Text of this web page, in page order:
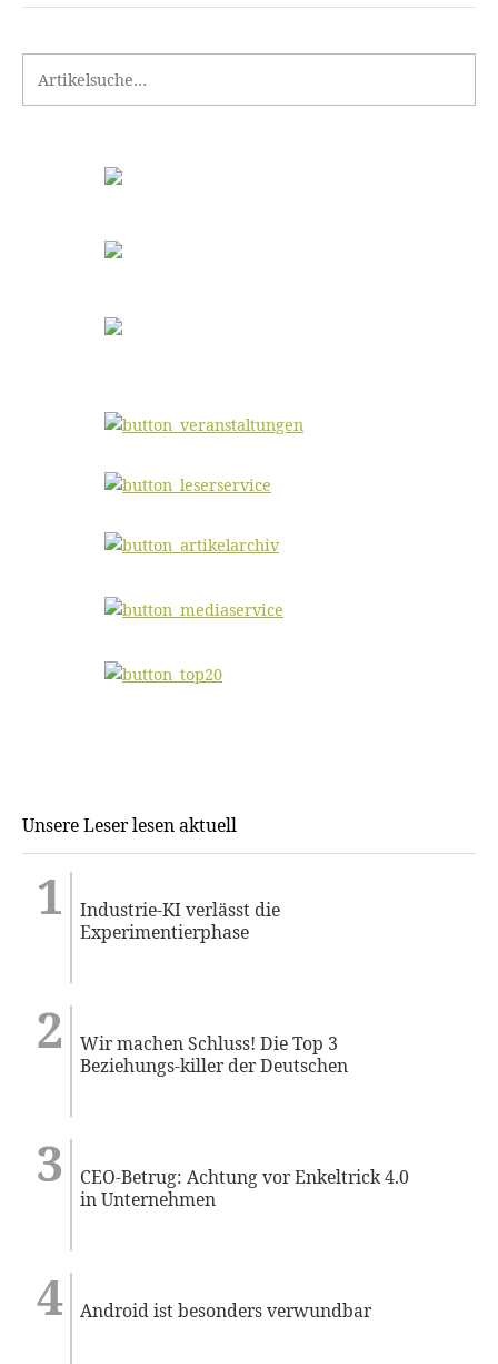
Unsere Leser lesen aktuell
Industrie-KI verlässt die
Experimentierphase
Wir machen Schluss! Die Top 3
Beziehungs-killer der Deutschen
CEO-Betrug: Achtung vor Enkeltrick 4.0
in Unternehmen
Android ist besonders verwundbar